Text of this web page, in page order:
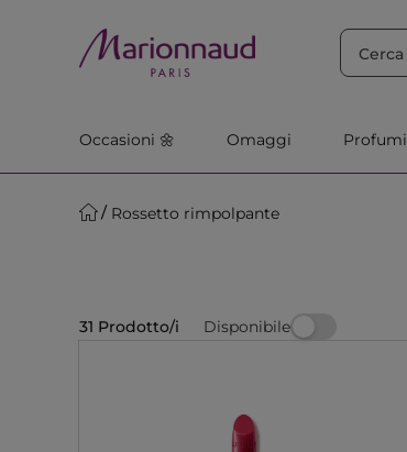
Occasioni 🌼 Omaggi Profumi
Rossetto rimpolpante
31 Prodotto/i Disponibile